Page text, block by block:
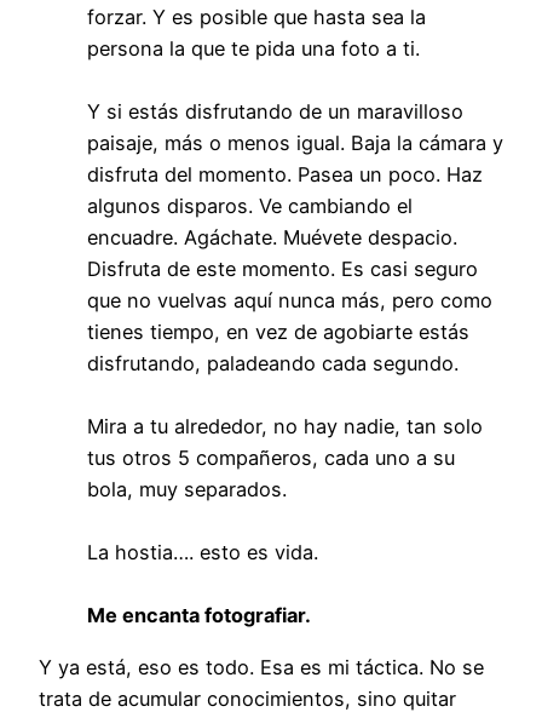
forzar. Y es posible que hasta sea la
persona la que te pida una foto a ti.
Y si estás disfrutando de un maravilloso
paisaje, más o menos igual. Baja la cámara y
disfruta del momento. Pasea un poco. Haz
algunos disparos. Ve cambiando el
encuadre. Agáchate. Muévete despacio.
Disfruta de este momento. Es casi seguro
que no vuelvas aquí nunca más, pero como
tienes tiempo, en vez de agobiarte estás
disfrutando, paladeando cada segundo.
Mira a tu alrededor, no hay nadie, tan solo
tus otros 5 compañeros, cada uno a su
bola, muy separados.
La hostia…. esto es vida.
Me encanta fotografiar.
Y ya está, eso es todo. Esa es mi táctica. No se
trata de acumular conocimientos, sino quitar